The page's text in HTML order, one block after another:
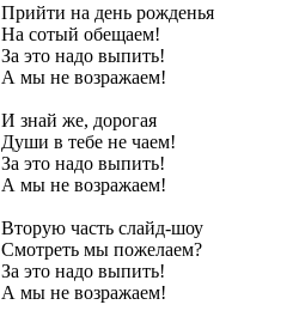
Прийти на день рожденья
На сотый обещаем!
За это надо выпить!
А мы не возражаем!
И знай же, дорогая
Души в тебе не чаем!
За это надо выпить!
А мы не возражаем!
Вторую часть слайд-шоу
Смотреть мы пожелаем?
За это надо выпить!
А мы не возражаем!